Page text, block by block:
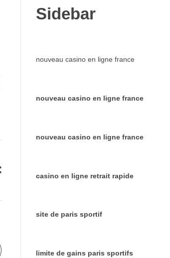
Sidebar
nouveau casino en ligne france
nouveau casino en ligne france
nouveau casino en ligne france
casino en ligne retrait rapide
site de paris sportif
limite de gains paris sportifs